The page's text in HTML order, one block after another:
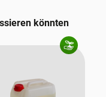
könnten